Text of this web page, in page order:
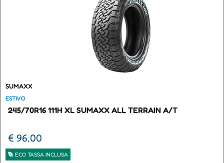
SUMAXX
ESTIVO
245/70R16 111H XL SUMAXX ALL TERRAIN A/T
€ 96,00
ECO TASSA INCLUSA